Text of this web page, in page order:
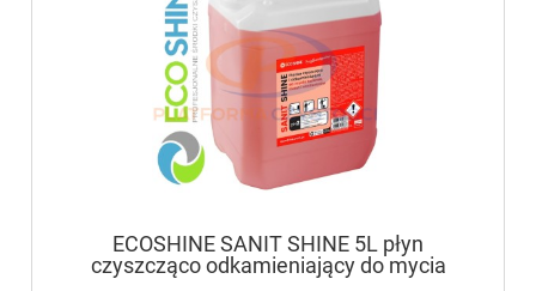
ECOSHINE SANIT SHINE 5L płyn
czyszcząco odkamieniający do mycia